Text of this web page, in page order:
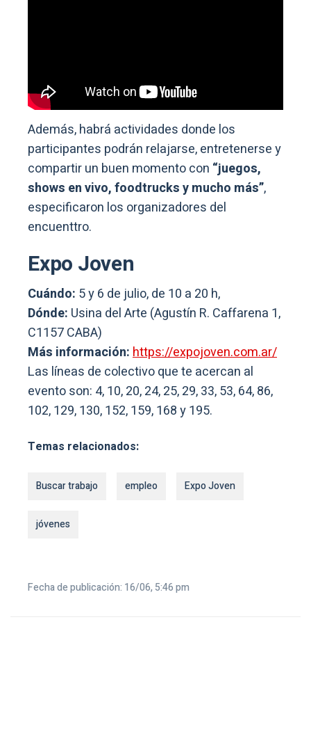
Además, habrá actividades donde los
participantes podrán relajarse, entretenerse y
compartir un buen momento con “juegos,
shows en vivo, foodtrucks y mucho más”,
especificaron los organizadores del
encuenttro.
Expo Joven
Cuándo: 5 y 6 de julio, de 10 a 20 h,
Dónde: Usina del Arte (Agustín R. Caffarena 1,
C1157 CABA)
Más información:https://expojoven.com.ar/
Las líneas de colectivo que te acercan al
evento son: 4, 10, 20, 24, 25, 29, 33, 53, 64, 86,
102, 129, 130, 152, 159, 168 y 195.
Temas relacionados:
Buscar trabajo empleo Expo Joven
jóvenes
Fecha de publicación: 16/06, 5:46 pm